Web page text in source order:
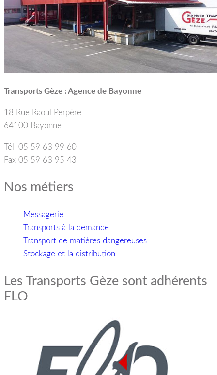
Transports Gèze : Agence de Bayonne
18 Rue Raoul Perpère
64100 Bayonne
Tél. 05 59 63 99 60
Fax 05 59 63 95 43
Nos métiers
Messagerie
Transports à la demande
Transport de matières dangereuses
Stockage et la distribution
Les Transports Gèze sont adhérents
FLO